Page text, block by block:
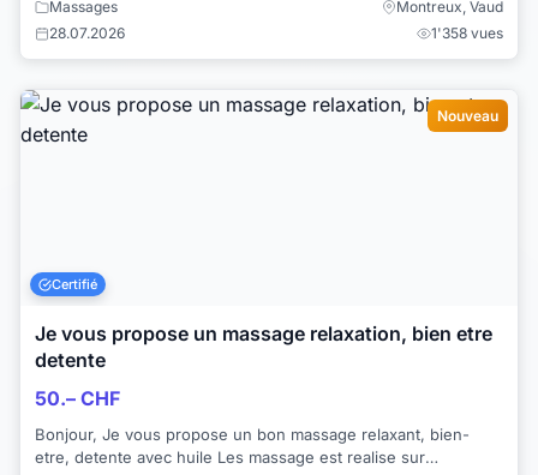
Massages
Montreux, Vaud
28.07.2026
1'358 vues
Nouveau
Certifié
Je vous propose un massage relaxation, bien etre
detente
50.– CHF
Bonjour, Je vous propose un bon massage relaxant, bien-
etre, detente avec huile Les massage est realise sur